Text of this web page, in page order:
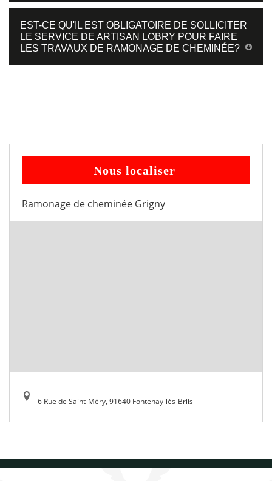
EST-CE QU'IL EST OBLIGATOIRE DE SOLLICITER
LE SERVICE DE ARTISAN LOBRY POUR FAIRE
LES TRAVAUX DE RAMONAGE DE CHEMINÉE?
Nous localiser
Ramonage de cheminée Grigny
6 Rue de Saint-Méry, 91640 Fontenay-lès-Briis